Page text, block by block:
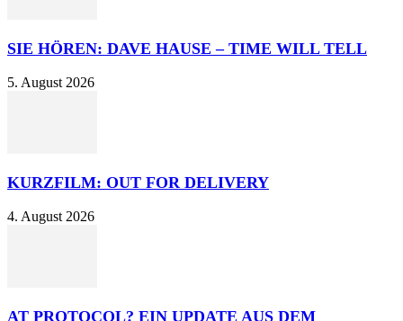
SIE HÖREN: DAVE HAUSE – TIME WILL TELL
5. August 2026
KURZFILM: OUT FOR DELIVERY
4. August 2026
AT PROTOCOL? EIN UPDATE AUS DEM